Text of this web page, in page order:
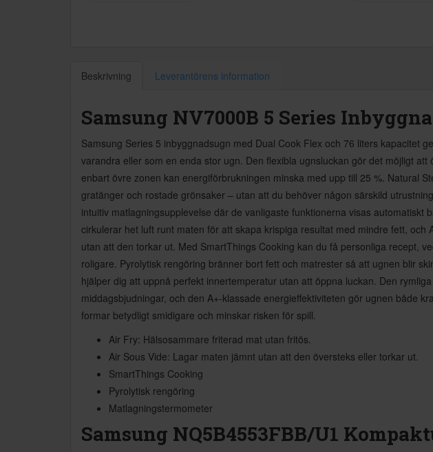
Beskrivning Leverantörens information
Samsung NV7000B 5 Series
Samsung Series 5 inbyggnadsugn med Dual Cook Flex och 76 liters kapacitet
varandra eller som en enda stor ugn. Den flexibla ugnsluckan gör det möjligt
enbart övre zonen kan energiförbrukningen minska med upp till 25 %. Natural
gratänger och rostade grönsaker – utan att du behöver någon särskild
intuitiv matlagningsupplevelse där de vanligaste funktionerna visas
cirkulerar het luft runt maten för att skapa krispiga resultat med mindre fett,
utan att den torkar ut. Med SmartThings Cooking kan du få personliga recept,
roligare. Pyrolytisk rengöring bränner bort fett och matrester så att ugnen blir
hjälper dig att uppnå perfekt innertemperatur utan att öppna luckan. Den
middagsbjudningar, och den A+-klassade energieffektiviteten gör ugnen både
formar betydligt smidigare och minskar risken för spill.
Air Fry: Hälsosammare friterad mat utan fritös.
Air Sous Vide: Lagar maten jämnt utan att den översteks eller torkar ut.
SmartThings Cooking
Pyrolytisk rengöring
Matlagningstermometer
Samsung NQ5B4553FBB/U1